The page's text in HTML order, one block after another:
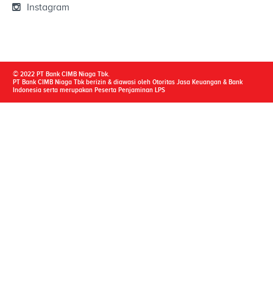
Instagram
© 2022 PT Bank CIMB Niaga Tbk.
PT Bank CIMB Niaga Tbk berizin & diawasi oleh Otoritas Jasa Keuangan & Bank
Indonesia serta merupakan Peserta Penjaminan LPS